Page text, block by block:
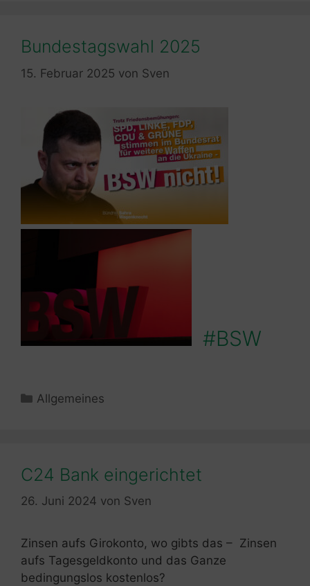
Bundestagswahl 2025
15. Februar 2025 von Sven
#BSW
Kategorien
Allgemeines
C24 Bank eingerichtet
26. Juni 2024 von Sven
Zinsen aufs Girokonto, wo gibts das – Zinsen
aufs Tagesgeldkonto und das Ganze
bedingungslos kostenlos?